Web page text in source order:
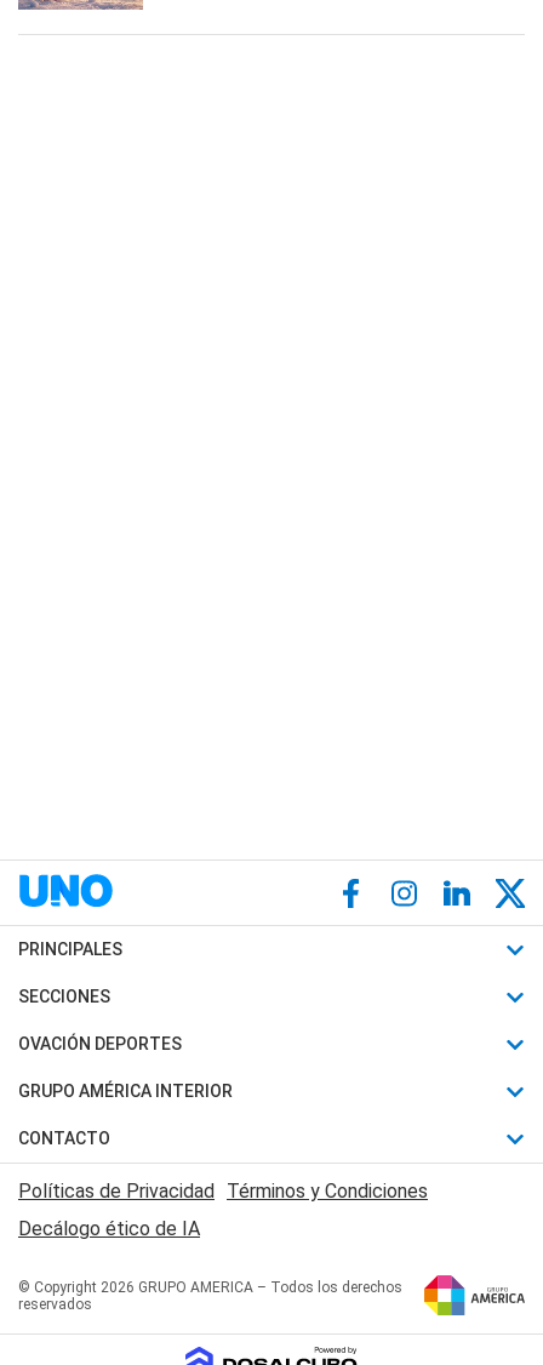
PRINCIPALES
Últimas Noticias
Política
Judiciales
Economia
SECCIONES
Horóscopo
Motores
Trucos caseros
Series y Películas
Edictos y Solicitadas
OVACIÓN DEPORTES
Fútbol
Mundial
Automovilismo
Rugby
Básquet
GRUPO AMÉRICA INTERIOR
Canal 7 en Vivo
San Juan 8
CONTACTO
Acerca de Nosotros
Contactanos
Políticas de Privacidad Términos y Condiciones
Decálogo ético de IA
© Copyright 2026 GRUPO AMERICA – Todos los derechos
reservados